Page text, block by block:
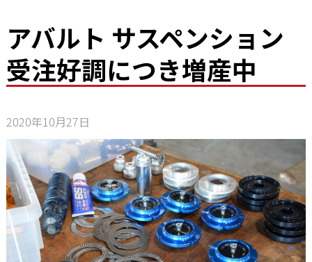
レッドポイントパーツ
店舗案内
工場通信
お問い合わせ
アバルト サスペンション
受注好調につき増産中
2020年10月27日